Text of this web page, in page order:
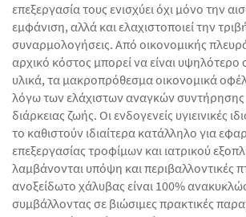
επεξεργασία τους ενισχύει όχι μόνο την
εμφάνιση, αλλά και ελαχιστοποιεί την
συναρμολογήσεις. Από οικονομικής
αρχικό κόστος μπορεί να είναι υψηλότερο
υλικά, τα μακροπρόθεσμα οικονομικά
λόγω των ελάχιστων αναγκών συντήρησης
διάρκειας ζωής. Οι ενδογενείς υγιεινικές
το καθιστούν ιδιαίτερα κατάλληλο για
επεξεργασίας τροφίμων και ιατρικού
λαμβάνονται υπόψη και περιβαλλοντικές
ανοξείδωτο χάλυβας είναι 100%
συμβάλλοντας σε βιώσιμες πρακτικές